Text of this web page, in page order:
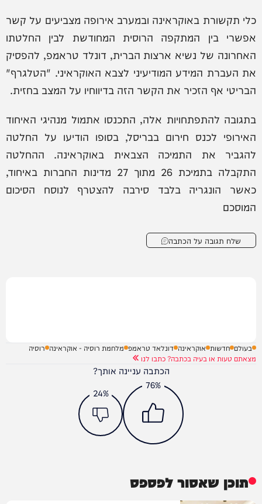
כלי תקשורת באוקראינה ובמערב אירופה מצביעים על קשר
אפשרי בין המתקפה הרוסית המחודשת לבין החלטתו
האחרונה של נשיא ארצות הברית, דונלד טראמפ, להפסיק
את העברת המידע המודיעיני לצבא האוקראיני. "הטלגרף"
הבריטי אף הזכיר את הקשר הזה בדיווחיו על המצב בחזית.
בתגובה להתפתחויות אלה, התכנסו אתמול מנהיגי האיחוד
האירופי לכנס חירום בבריסל, בסופו הודיעו על החלטה
להגביר את התמיכה הצבאית באוקראינה. ההחלטה
התקבלה בתמיכת 26 מתוך 27 מדינות החברות באיחוד,
כאשר הונגריה בלבד סירבה להצטרף לנוסח הסיכום
המוסכם
שלח תגובה על הכתבה
בעולם חדשות אוקראינה דונלאד טראמפ מלחמת רוסיה - אוקראינה רוסיה
מצאתם טעות או בעיה בכתבה? כתבו לנו
הכתבה עניינה אותך?
76%
24%
תוכן שאסור לפספס